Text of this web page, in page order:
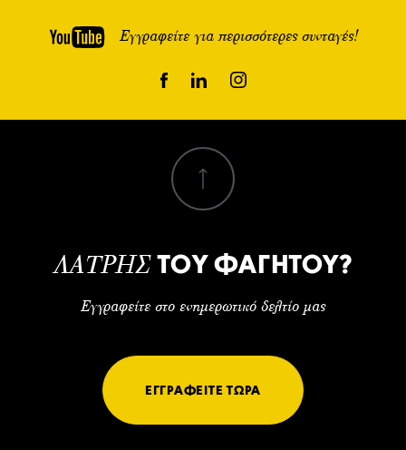
Εγγραφείτε για περισσότερες συνταγές!
ΛΑΤΡΗΣΤΟΥ ΦΑΓΗΤΟΥ?
Εγγραφείτε στο ενημερωτικό δελτίο μας
ΕΓΓΡΑΦΕΙΤΕ ΤΩΡΑ